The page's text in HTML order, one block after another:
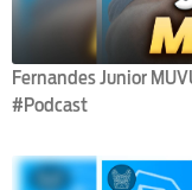
Fernandes Junior
#Podcast